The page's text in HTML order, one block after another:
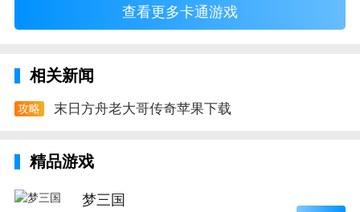
查看更多卡通游戏
相关新闻
攻略 末日方舟老大哥传奇苹果下载
精品游戏
梦三国